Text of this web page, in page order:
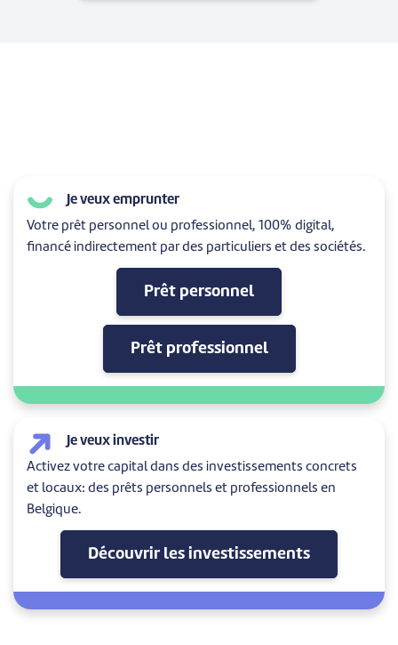
Je veux emprunter
Votre prêt personnel ou professionnel, 100% digital,
financé indirectement par des particuliers et des sociétés.
Prêt personnel
Prêt professionnel
Je veux investir
Activez votre capital dans des investissements concrets
et locaux: des prêts personnels et professionnels en
Belgique.
Découvrir les investissements